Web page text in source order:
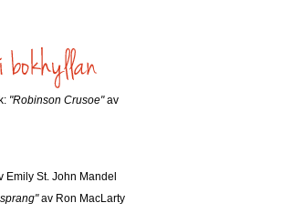
"Robinson Crusoe"av
Emily St. John Mandel
av Ron MacLarty